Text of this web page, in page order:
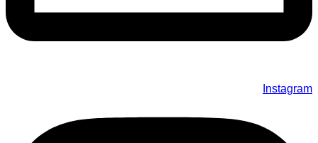
Instagram